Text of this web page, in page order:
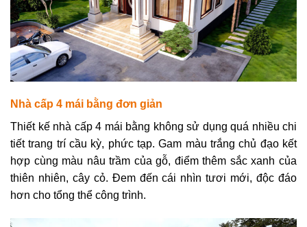
Nhà cấp 4 mái bằng đơn giản
Thiết kế nhà cấp 4 mái bằng không sử dụng quá nhiều chi
tiết trang trí cầu kỳ, phức tạp. Gam màu trắng chủ đạo kết
hợp cùng màu nâu trầm của gỗ, điểm thêm sắc xanh của
thiên nhiên, cây cỏ. Đem đến cái nhìn tươi mới, độc đáo
hơn cho tổng thể công trình.